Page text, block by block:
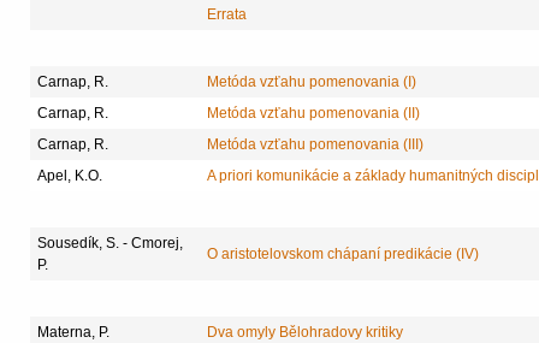
Errata
Carnap, R.
Metóda vzťahu pomenovania (I)
Carnap, R.
Metóda vzťahu pomenovania (II)
Carnap, R.
Metóda vzťahu pomenovania (III)
Apel, K.O.
A priori komunikácie a základy humanitných
Sousedík, S. - Cmorej,
P.
O aristotelovskom chápaní predikácie (IV)
Materna, P.
Dva omyly Bělohradovy kritiky